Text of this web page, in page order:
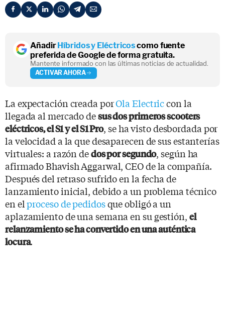
AñadirHíbridos y Eléctricoscomo fuente
preferida de Google de forma gratuita.
Mantente informado con las últimas noticias de actualidad.
ACTIVAR AHORA
La expectación creada porOla Electriccon la
llegada al mercado desus dos primeros scooters
eléctricos, el S1 y el S1 Pro, se ha visto desbordada por
la velocidad a la que desaparecen de sus estanterías
virtuales: a razón dedos por segundo, según ha
afirmado Bhavish Aggarwal, CEO de la compañía.
Después del retraso sufrido en la fecha de
lanzamiento inicial, debido a un problema técnico
en elproceso de pedidosque obligó a un
aplazamiento de una semana en su gestión, el
relanzamiento se ha convertido en una auténtica
locura.